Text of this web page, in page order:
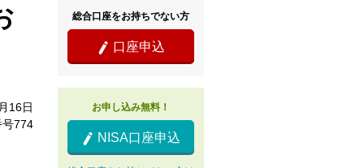
16日
774
総合口座をお持ちでない方
 口座申込
お申し込み無料！
 NISA口座申込